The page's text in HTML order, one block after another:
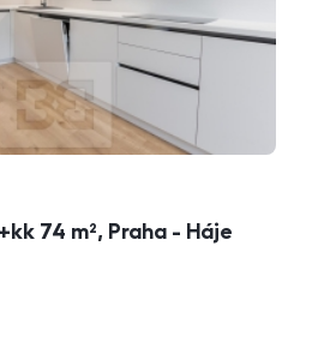
74 m², Praha - Háje